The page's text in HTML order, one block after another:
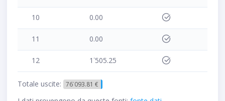
10 0.00
11 0.00
12 1˙505.25
Totale uscite: 76˙093.81 €